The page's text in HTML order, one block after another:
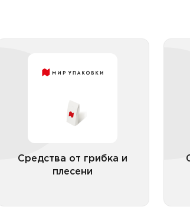
Средства от грибка и
плесени
плесени
плесени до 1л